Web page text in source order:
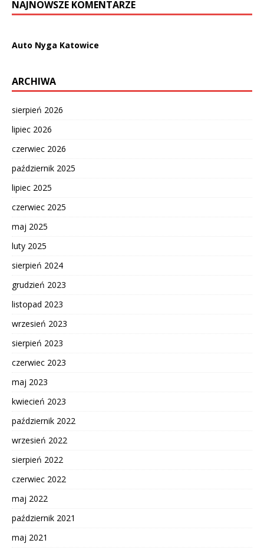
NAJNOWSZE KOMENTARZE
Auto Nyga Katowice
ARCHIWA
sierpień 2026
lipiec 2026
czerwiec 2026
październik 2025
lipiec 2025
czerwiec 2025
maj 2025
luty 2025
sierpień 2024
grudzień 2023
listopad 2023
wrzesień 2023
sierpień 2023
czerwiec 2023
maj 2023
kwiecień 2023
październik 2022
wrzesień 2022
sierpień 2022
czerwiec 2022
maj 2022
październik 2021
maj 2021